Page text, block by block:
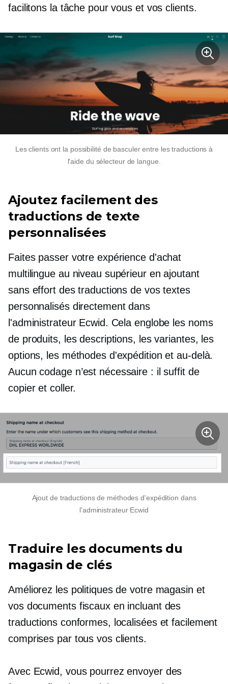
facilitons la tâche pour vous et vos clients.
Les clients ont la possibilité de basculer entre les traductions à
l'aide du sélecteur de langue.
Ajoutez facilement des
traductions de texte
personnalisées
Faites passer votre expérience d'achat
multilingue au niveau supérieur en ajoutant
sans effort des traductions de vos textes
personnalisés directement dans
l'administrateur Ecwid. Cela englobe les noms
de produits, les descriptions, les variantes, les
options, les méthodes d'expédition et au-delà.
Aucun codage n’est nécessaire : il suffit de
copier et coller.
Ajout de traductions de méthodes d'expédition dans
l'administrateur Ecwid
Traduire les documents du
magasin de clés
Améliorez les politiques de votre magasin et
vos documents fiscaux en incluant des
traductions conformes, localisées et facilement
comprises par tous vos clients.
Avec Ecwid, vous pourrez envoyer des